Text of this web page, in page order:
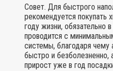
Совет. Для быстрого
рекомендуется покупать
году жизни, обязательно
проводится с
системы, благодаря чему
быстро и безболезненно,
прирост уже в год